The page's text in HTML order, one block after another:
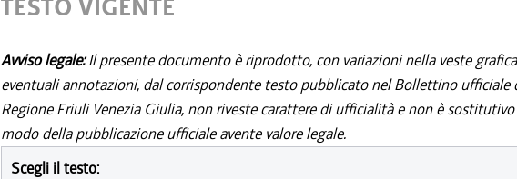
TESTO VIGENTE
Avviso legale:Il presente documento è riprodotto, con variazioni nella veste
eventuali annotazioni, dal corrispondente testo pubblicato nel Bollettino ufficiale
Regione Friuli Venezia Giulia, non riveste carattere di ufficialità e non è
modo della pubblicazione ufficiale avente valore legale.
Scegli il testo: